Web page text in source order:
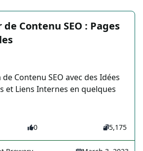
Contenu SEO : Pages
Contenu SEO avec des Idées
et Liens Internes en quelques
0 5,175